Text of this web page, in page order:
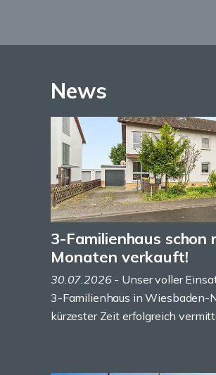
News
3-Familienhaus schon
Monaten verkauft!
30.07.2026- Unser voller
3-Familienhaus in Wiesbaden-
kürzester Zeit erfolgreich